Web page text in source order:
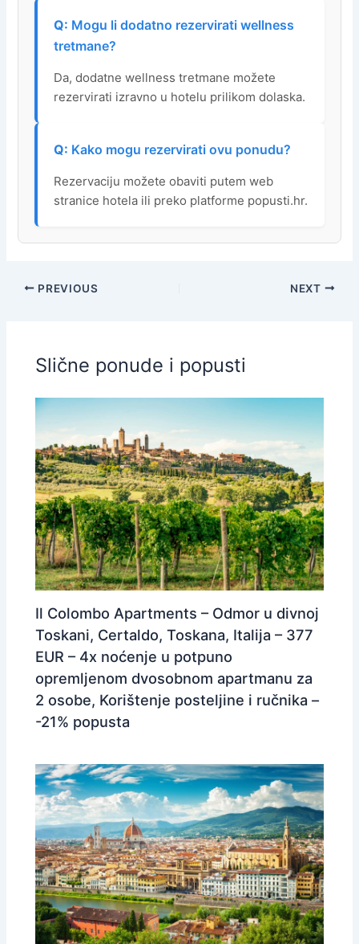
Mogu li dodatno rezervirati wellness
tretmane?
Da, dodatne wellness tretmane možete
rezervirati izravno u hotelu prilikom dolaska.
Kako mogu rezervirati ovu ponudu?
Rezervaciju možete obaviti putem web
stranice hotela ili preko platforme popusti.hr.
PREVIOUS NEXT
Slične ponude i popusti
Il Colombo Apartments – Odmor u divnoj
Toskani, Certaldo, Toskana, Italija – 377
EUR – 4x noćenje u potpuno
opremljenom dvosobnom apartmanu za
2 osobe, Korištenje posteljine i ručnika –
-21% popusta